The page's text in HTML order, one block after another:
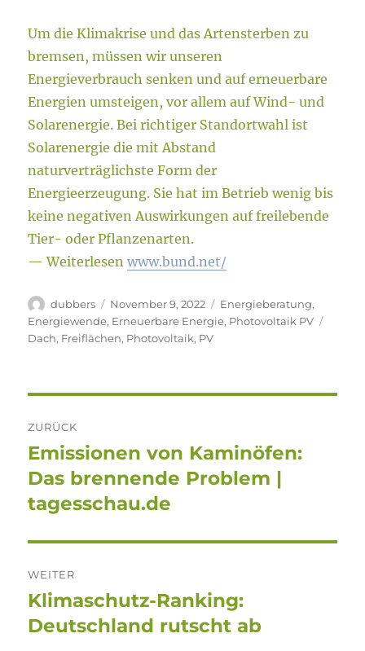
Um die Klimakrise und das Artensterben zu
bremsen, müssen wir unseren
Energieverbrauch senken und auf erneuerbare
Energien umsteigen, vor allem auf Wind- und
Solarenergie. Bei richtiger Standortwahl ist
Solarenergie die mit Abstand
naturverträglichste Form der
Energieerzeugung. Sie hat im Betrieb wenig bis
keine negativen Auswirkungen auf freilebende
Tier- oder Pflanzenarten.
— Weiterlesenwww.bund.net/
Autor
dubbers
Veröffentlicht
am
November 9, 2022 Kategorien
Energieberatung,
Energiewende, Erneuerbare Energie, Photovoltaik PV
Dach, Freiflächen, Photovoltaik, PV
ZURÜCK
Vorheriger
Beitrag:
Emissionen von Kaminöfen:
Das brennende Problem |
tagesschau.de
WEITER
Nächster
Beitrag:
Klimaschutz-Ranking:
Deutschland rutscht ab